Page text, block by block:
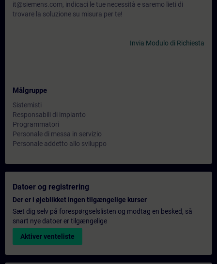
it@siemens.com, indicaci le tue necessità e saremo lieti di
trovare la soluzione su misura per te!
Invia Modulo di Richiesta
Målgruppe
Sistemisti
Responsabili di impianto
Programmatori
Personale di messa in servizio
Personale addetto allo sviluppo
Datoer og registrering
Der er i øjeblikket ingen tilgængelige kurser
Sæt dig selv på forespørgselslisten og modtag en besked, så
snart nye datoer er tilgængelige
Aktiver venteliste